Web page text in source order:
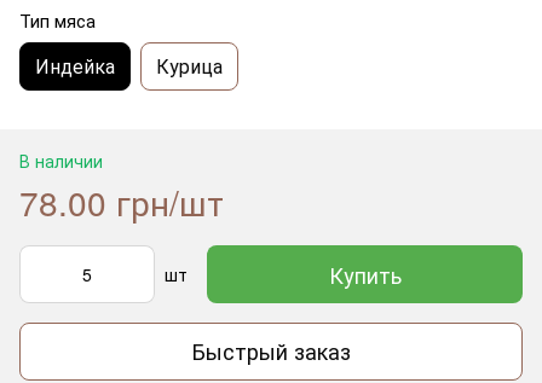
Тип мяса
Индейка Курица
В наличии
78.00 грн/шт
шт Купить
Быстрый заказ